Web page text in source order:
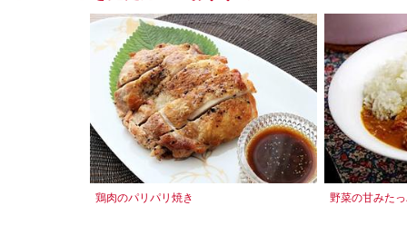
鶏肉のパリパリ焼き 野菜の甘みた